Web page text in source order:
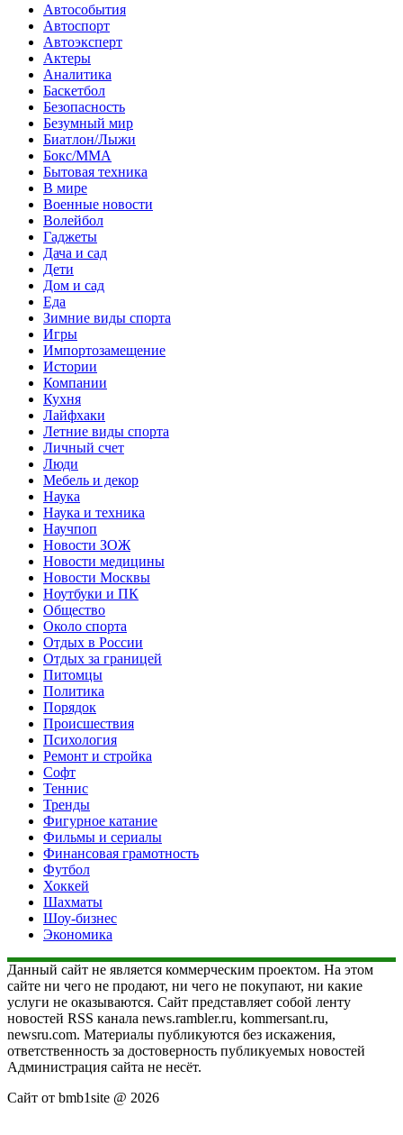
Автособытия
Автоспорт
Автоэксперт
Актеры
Аналитика
Баскетбол
Безопасность
Безумный мир
Биатлон/Лыжи
Бокс/MMA
Бытовая техника
В мире
Военные новости
Волейбол
Гаджеты
Дача и сад
Дети
Дом и сад
Еда
Зимние виды спорта
Игры
Импортозамещение
Истории
Компании
Кухня
Лайфхаки
Летние виды спорта
Личный счет
Люди
Мебель и декор
Наука
Наука и техника
Научпоп
Новости ЗОЖ
Новости медицины
Новости Москвы
Ноутбуки и ПК
Общество
Около спорта
Отдых в России
Отдых за границей
Питомцы
Политика
Порядок
Происшествия
Психология
Ремонт и стройка
Софт
Теннис
Тренды
Фигурное катание
Фильмы и сериалы
Финансовая грамотность
Футбол
Хоккей
Шахматы
Шоу-бизнес
Экономика
Данный сайт не является коммерческим проектом. На этом
сайте ни чего не продают, ни чего не покупают, ни какие
услуги не оказываются. Сайт представляет собой ленту
новостей RSS канала news.rambler.ru, kommersant.ru,
newsru.com. Материалы публикуются без искажения,
ответственность за достоверность публикуемых новостей
Администрация сайта не несёт.
Сайт от bmb1site @ 2026